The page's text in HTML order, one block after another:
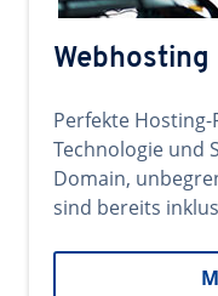
Webhosting
Perfekte
Technologie und
Domain,
sind bereits